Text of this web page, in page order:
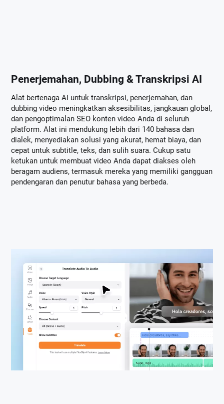
Penerjemahan, Dubbing & Transkripsi AI
Alat bertenaga AI untuk transkripsi, penerjemahan, dan
dubbing video meningkatkan aksesibilitas, jangkauan global,
dan pengoptimalan SEO konten video Anda di seluruh
platform. Alat ini mendukung lebih dari 140 bahasa dan
dialek, menyediakan solusi yang akurat, hemat biaya, dan
cepat untuk subtitle, teks, dan sulih suara. Cukup satu
ketukan untuk membuat video Anda dapat diakses oleh
beragam audiens, termasuk mereka yang memiliki gangguan
pendengaran dan penutur bahasa yang berbeda.